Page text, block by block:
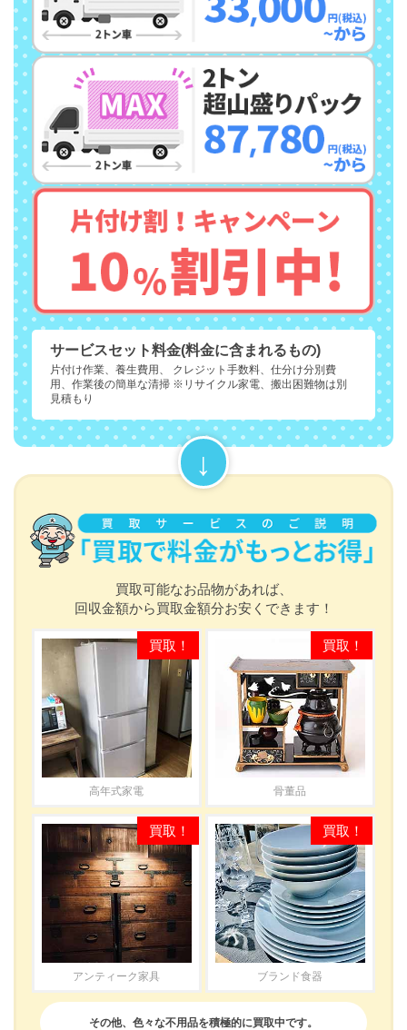
サービスセット料金(料金に含まれるもの)
片付け作業、養生費用、 クレジット手数料、仕分け分別費
用、作業後の簡単な清掃 ※リサイクル家電、搬出困難物は別
見積もり
買取可能なお品物があれば、
回収金額から買取金額分お安くできます！
高年式家電 骨董品
アンティーク家具 ブランド食器
その他、色々な不用品を積極的に買取中です。